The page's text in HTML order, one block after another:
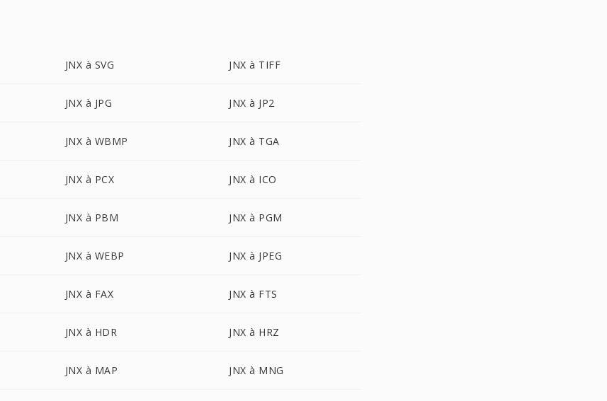
JNX à SVG JNX à TIFF
JNX à JPG JNX à JP2
JNX à WBMP JNX à TGA
JNX à PCX JNX à ICO
JNX à PBM JNX à PGM
JNX à WEBP JNX à JPEG
JNX à FAX JNX à FTS
JNX à HDR JNX à HRZ
JNX à MAP JNX à MNG